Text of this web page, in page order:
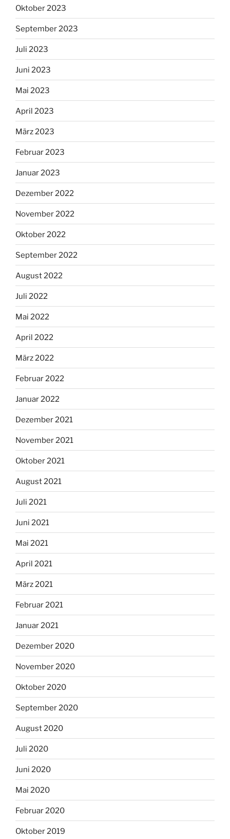
Oktober 2023
September 2023
Juli 2023
Juni 2023
Mai 2023
April 2023
März 2023
Februar 2023
Januar 2023
Dezember 2022
November 2022
Oktober 2022
September 2022
August 2022
Juli 2022
Mai 2022
April 2022
März 2022
Februar 2022
Januar 2022
Dezember 2021
November 2021
Oktober 2021
August 2021
Juli 2021
Juni 2021
Mai 2021
April 2021
März 2021
Februar 2021
Januar 2021
Dezember 2020
November 2020
Oktober 2020
September 2020
August 2020
Juli 2020
Juni 2020
Mai 2020
Februar 2020
Oktober 2019